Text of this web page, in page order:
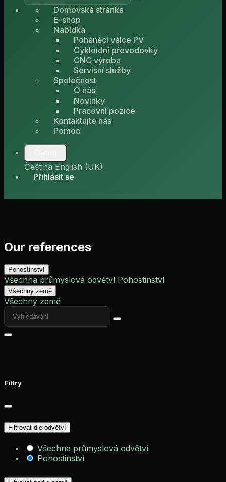
Domovská stránka
E-shop
Nabídka
Poháněcí válce PV
Cykloidní převodovky
CNC výroba
Servisní služby
Společnost
O nás
Novinky
Pracovní pozice
Kontaktujte nás
Pomoc
Čeština English (UK)
Přihlásit se
Our references
Pohostinství
Všechna průmyslová odvětví Pohostinství
Všechny země
Všechny země
Filtry
Filtrovat dle odvětví
Všechna průmyslová odvětví
Pohostinství